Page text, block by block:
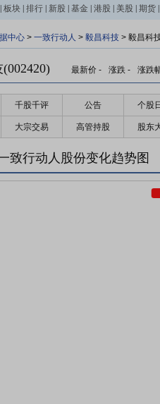
板块 排行 新股 基金 港股 美股 期货
中心 > 一致行动人 > 毅昌科技 > 毅昌科
最新价 - 涨跌 - 涨跌
千股千评 公告 个股
大宗交易 高管持股 股东
致行动人股份变化趋势图